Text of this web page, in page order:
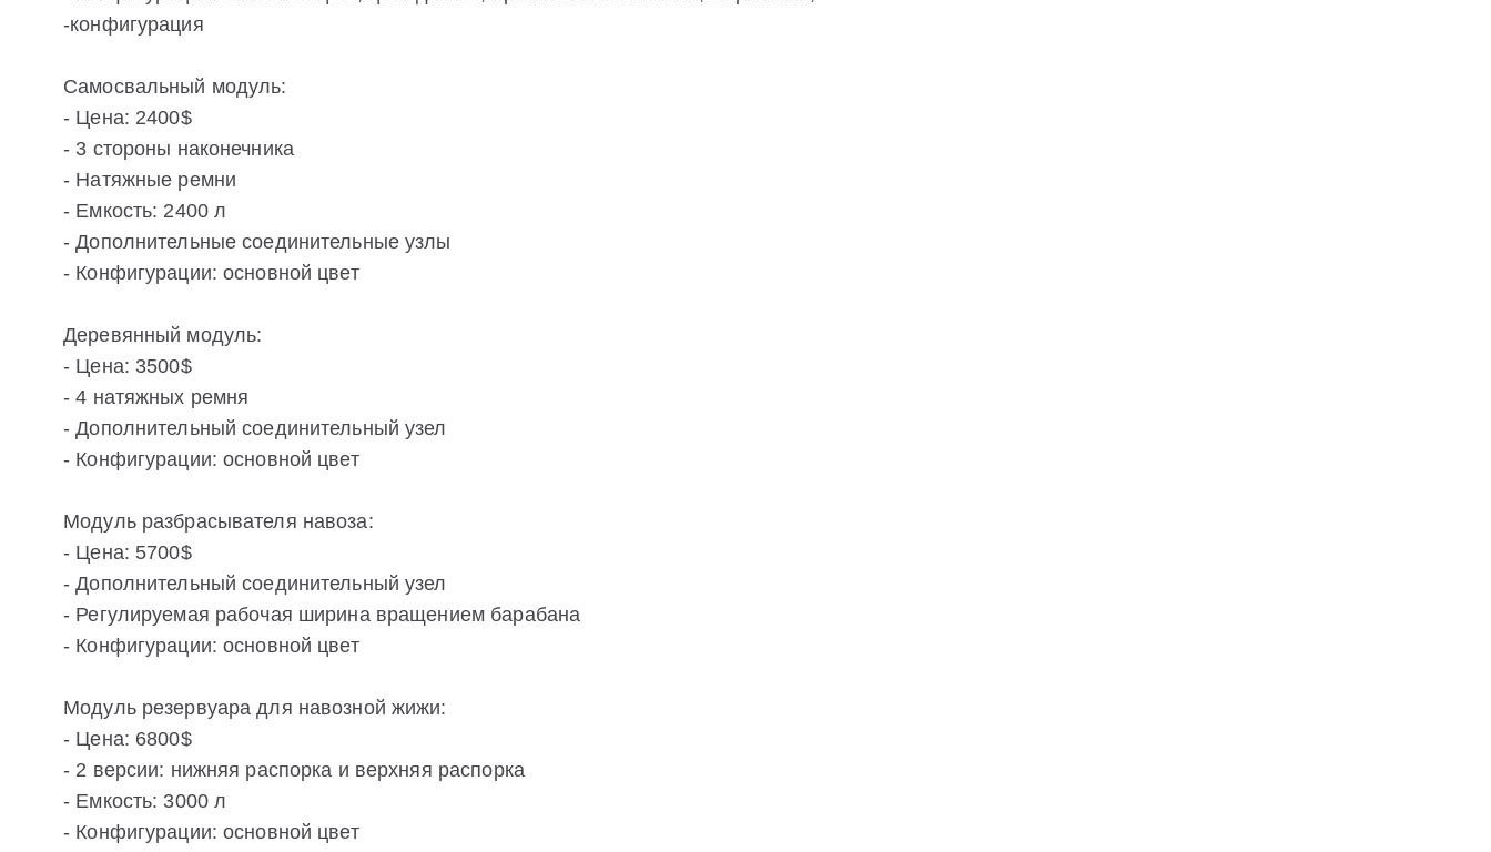
-конфигурация
Самосвальный модуль:
- Цена: 2400$
- 3 стороны наконечника
- Натяжные ремни
- Емкость: 2400 л
- Дополнительные соединительные узлы
- Конфигурации: основной цвет
Деревянный модуль:
- Цена: 3500$
- 4 натяжных ремня
- Дополнительный соединительный узел
- Конфигурации: основной цвет
Модуль разбрасывателя навоза:
- Цена: 5700$
- Дополнительный соединительный узел
- Регулируемая рабочая ширина вращением барабана
- Конфигурации: основной цвет
Модуль резервуара для навозной жижи:
- Цена: 6800$
- 2 версии: нижняя распорка и верхняя распорка
- Емкость: 3000 л
- Конфигурации: основной цвет